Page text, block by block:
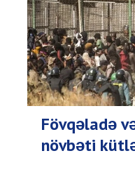
Fövqəladə
növbəti